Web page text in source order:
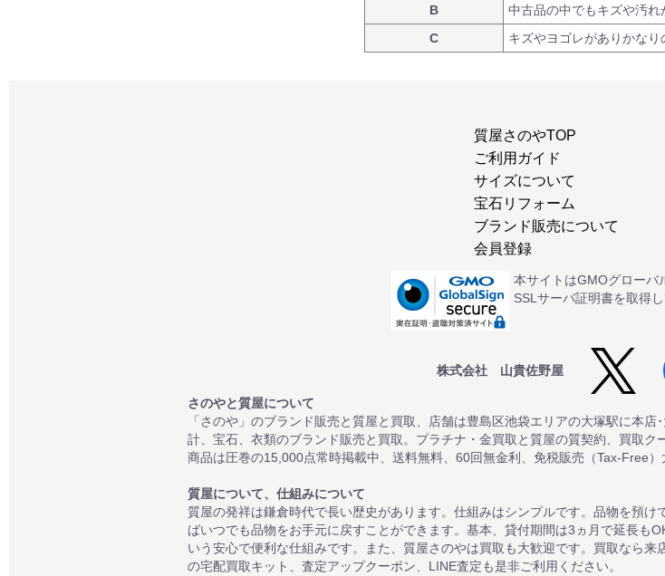
B
中古品の中でもキズや汚れ
C
キズやヨゴレがありかな
質屋さのやTOP
ご利用ガイド
サイズについて
宝石リフォーム
ブランド販売について
会員登録
本サイトはGMOグローバ
SSLサーバ証明書を取得し
株式会社 山貴佐野屋
さのやと質屋について
「さのや」のブランド販売と質屋と買取、店舗は豊島区池袋エリアの大塚駅に本
計、宝石、衣類のブランド販売と買取。プラチナ・金買取と質屋の質契約、買取
商品は圧巻の15,000点常時掲載中、送料無料、60回無金利、免税販売（Tax-Free）
質屋について、仕組みについて
質屋の発祥は鎌倉時代で長い歴史があります。仕組みはシンプルです。品物を預
ばいつでも品物をお手元に戻すことができます。基本、貸付期間は3ヵ月で延長も
いう安心で便利な仕組みです。また、質屋さのやは買取も大歓迎です。買取なら
の宅配買取キット、査定アップクーポン、LINE査定も是非ご利用ください。